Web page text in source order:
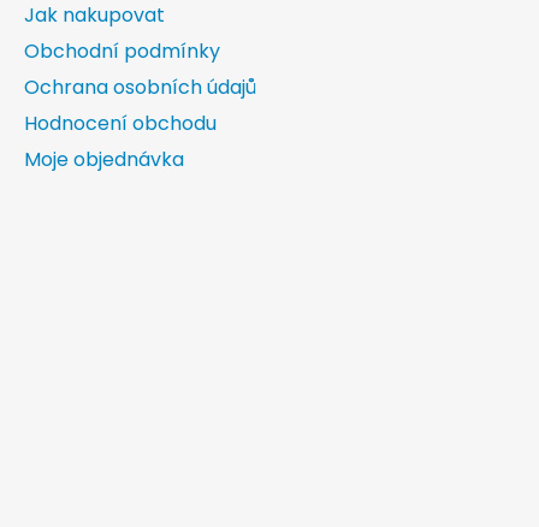
Jak nakupovat
Obchodní podmínky
Ochrana osobních údajů
Hodnocení obchodu
Moje objednávka